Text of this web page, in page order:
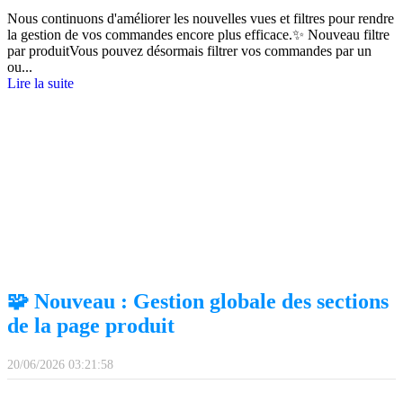
Nous continuons d'améliorer les nouvelles vues et filtres pour rendre
la gestion de vos commandes encore plus efficace.✨ Nouveau filtre
par produitVous pouvez désormais filtrer vos commandes par un
ou...
Lire la suite
🧩 Nouveau : Gestion globale des sections
de la page produit
20/06/2026 03:21:58